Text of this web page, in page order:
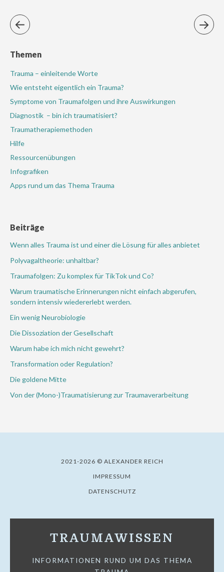
Themen
Trauma – einleitende Worte
Wie entsteht eigentlich ein Trauma?
Symptome von Traumafolgen und ihre Auswirkungen
Diagnostik – bin ich traumatisiert?
Traumatherapiemethoden
Hilfe
Ressourcenübungen
Infografiken
Apps rund um das Thema Trauma
Beiträge
Wenn alles Trauma ist und einer die Lösung für alles anbietet
Polyvagaltheorie: unhaltbar?
Traumafolgen: Zu komplex für TikTok und Co?
Warum traumatische Erinnerungen nicht einfach abgerufen,
sondern intensiv wiedererlebt werden.
Ein wenig Neurobiologie
Die Dissoziation der Gesellschaft
Warum habe ich mich nicht gewehrt?
Transformation oder Regulation?
Die goldene Mitte
Von der (Mono-)Traumatisierung zur Traumaverarbeitung
2021-2026 © ALEXANDER REICH
IMPRESSUM
DATENSCHUTZ
TRAUMAWISSEN
INFORMATIONEN RUND UM DAS THEMA